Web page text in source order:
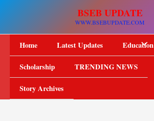
BSEB UPDATE
WWW.BSEBUPDATE.COM
Home Latest Updates Education
Scholarship TRENDING NEWS
Story Archives